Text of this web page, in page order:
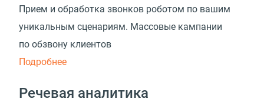
Прием и обработка звонков роботом по вашим
уникальным сценариям. Массовые кампании
по обзвону клиентов
Подробнее
Речевая аналитика